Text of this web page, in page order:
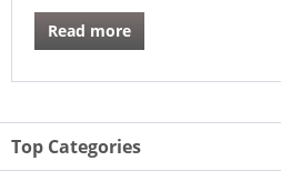
Read more
Top Categories